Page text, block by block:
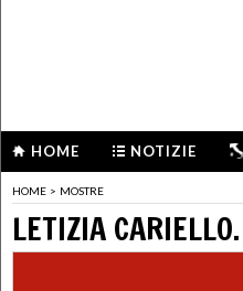
HOME NOTIZIE
HOME > MOSTRE
LETIZIA